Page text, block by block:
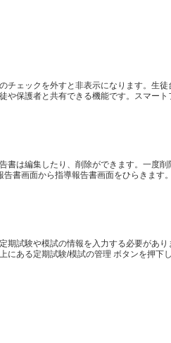
ェックを外すと非表示になります。生
保護者と共有できる機能です。スマート
書は編集したり、削除ができます。一度
書画面から指導報告書画面をひらきます
期試験や模試の情報を入力する必要があ
にある定期試験/模試の管理 ボタンを押下